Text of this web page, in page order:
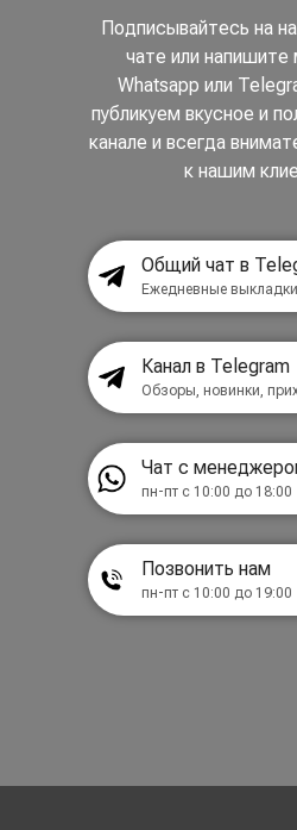
Подписывайтесь на
чате или
Whatsapp или
публикуем вкусное и
канале и всегда
к нашим
Общий чат в
Ежедневные
Канал в Telegram
Обзоры, новинки,
Чат с
пн-пт с 10:00 до 18:00
Позвонить нам
пн-пт с 10:00 до 19:00